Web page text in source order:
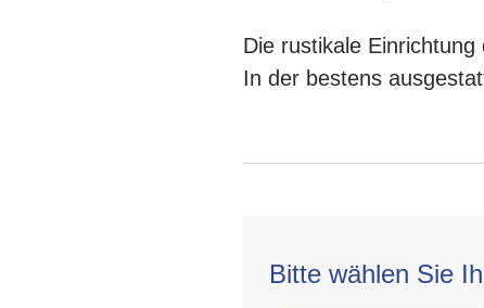
Die rustikale
In der bestens
Bitte wählen Sie